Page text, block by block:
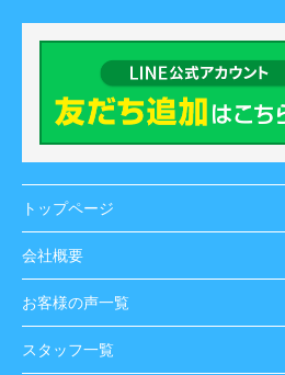
トップページ
会社概要
お客様の声一覧
スタッフ一覧